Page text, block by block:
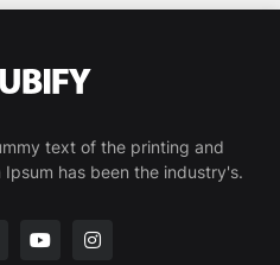
text of the printing and
has been the industry's.